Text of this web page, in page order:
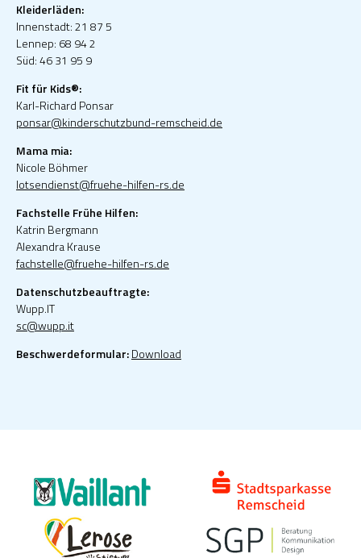
Kleiderläden:
Innenstadt: 21 87 5
Lennep: 68 94 2
Süd: 46 31 95 9
Fit für Kids®:
Karl-Richard Ponsar
ponsar@kinderschutzbund-remscheid.de
Mama mia:
Nicole Böhmer
lotsendienst@fruehe-hilfen-rs.de
Fachstelle Frühe Hilfen:
Katrin Bergmann
Alexandra Krause
fachstelle@fruehe-hilfen-rs.de
Datenschutzbeauftragte:
Wupp.IT
sc@wupp.it
Beschwerdeformular:Download